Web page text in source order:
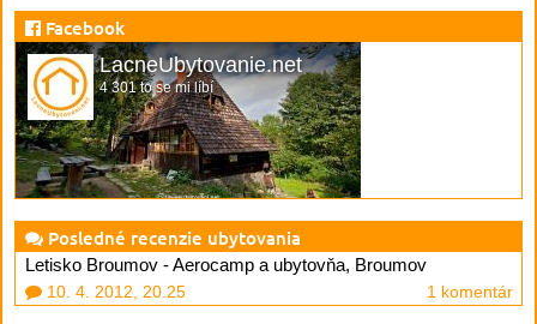
Facebook
LacneUbytovanie.net
4 301 to se mi líbí
Posledné recenzie ubytovania
Letisko Broumov - Aerocamp a ubytovňa, Broumov
10. 4. 2012, 20.25 1 komentár